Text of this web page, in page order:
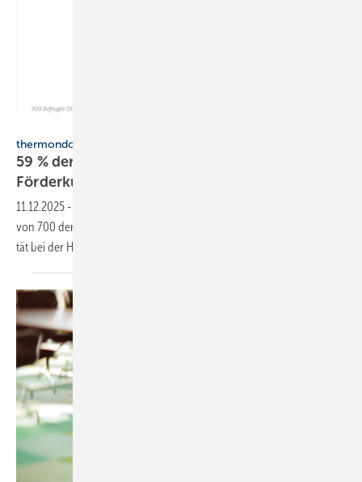
thermondo Wärmepumpen-Monitor
59 % der Haus­be­sit­zer stellen sich gegen
För­der­kür­zungen
11.12.2025 -
von 700 der befragten Eigen­heim­besit­zer:innen wünscht sich Stabi­li­
tät bei der Hei­zungs­för­de­rung.